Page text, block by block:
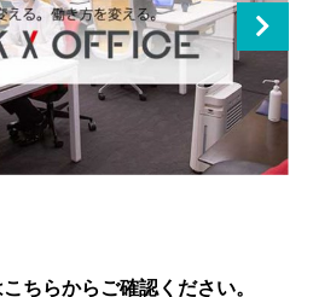
ちらからご確認ください。